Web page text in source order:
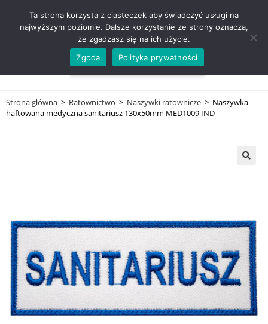
ZADZWOŃ TEL. 600 352 938
Strona główna > Ratownictwo > Naszywki ratownicze > Naszywka
haftowana medyczna sanitariusz 130x50mm MED1009 IND
Ta strona korzysta z ciasteczek aby świadczyć usługi na
najwyższym poziomie. Dalsze korzystanie ze strony oznacza,
że zgadzasz się na ich użycie.
Zgoda
Polityka prywatności